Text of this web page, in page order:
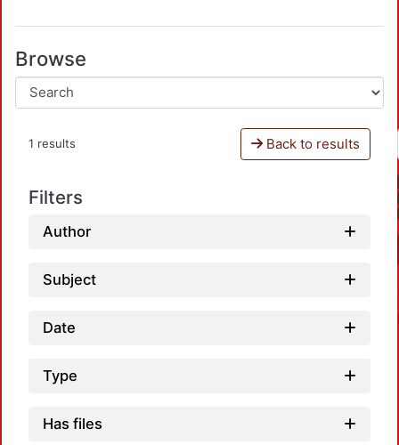
Browse
1 results Back to results
Filters
Author
Subject
Date
Type
Has files